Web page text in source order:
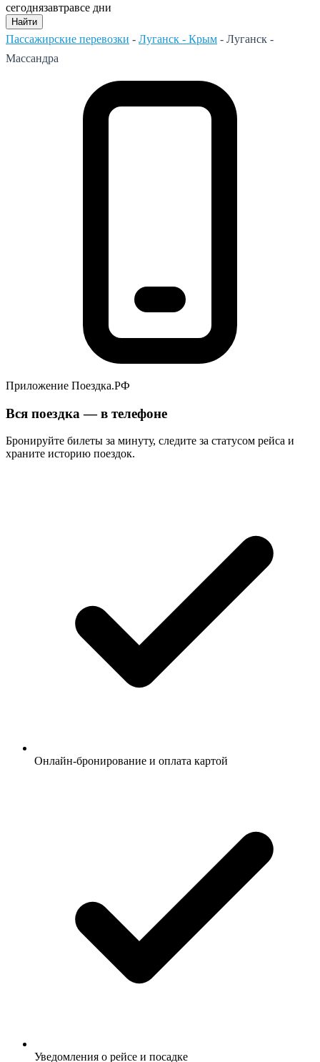
сегоднязавтравсе дни
Найти
Пассажирские перевозки - Луганск - Крым - Луганск -
Массандра
Приложение Поездка.РФ
Вся поездка — в телефоне
Бронируйте билеты за минуту, следите за статусом рейса и
храните историю поездок.
Онлайн-бронирование и оплата картой
Уведомления о рейсе и посадке